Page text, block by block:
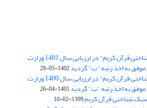
مجله" مطالعات سبک شناختی قرآن کریم" در ارزیابی سال 1401 وزارت
موفق به اخذ رتبه "ب" گردید1402-05-28
مجله" مطالعات سبک شناختی قرآن کریم" در ارزیابی سال 1400 وزارت
موفق به اخذ رتبه "ب" گردید1401-04-26
شناختی قرآن کریم1399-02-10